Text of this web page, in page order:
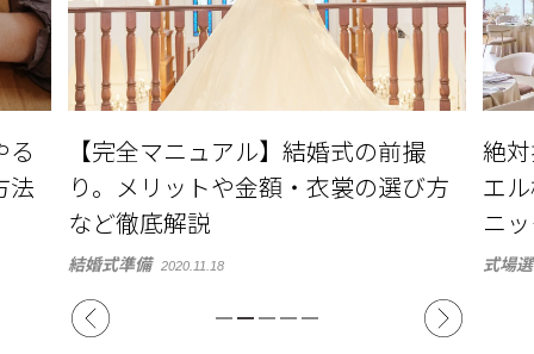
る
法
【完全マニュアル】結婚式の前撮
り。メリットや金額・衣裳の選び方
など徹底解説
結婚式準備 2020.11.18
絶
エ
ニ
式場